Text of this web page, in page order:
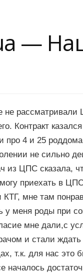
—
не
Контракт
4 и 25
не сильно
из ЦПС сказала,
приехать в
КТГ, мне там
у меня роды при
мне дали,с
и стали
т.к. для нас